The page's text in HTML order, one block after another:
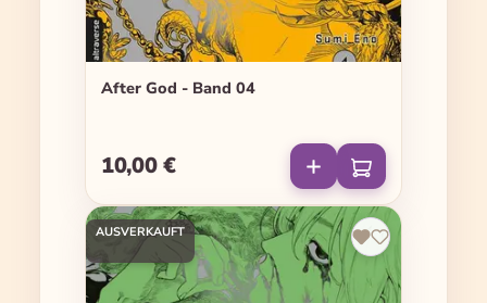
After God - Band 04
Regulärer Preis:
10,00 €
AUSVERKAUFT